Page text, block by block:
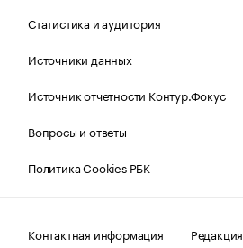
Статистика и аудитория
Источники данных
Источник отчетности Контур.Фокус
Вопросы и ответы
Политика Cookies РБК
Контактная информация
Редакция